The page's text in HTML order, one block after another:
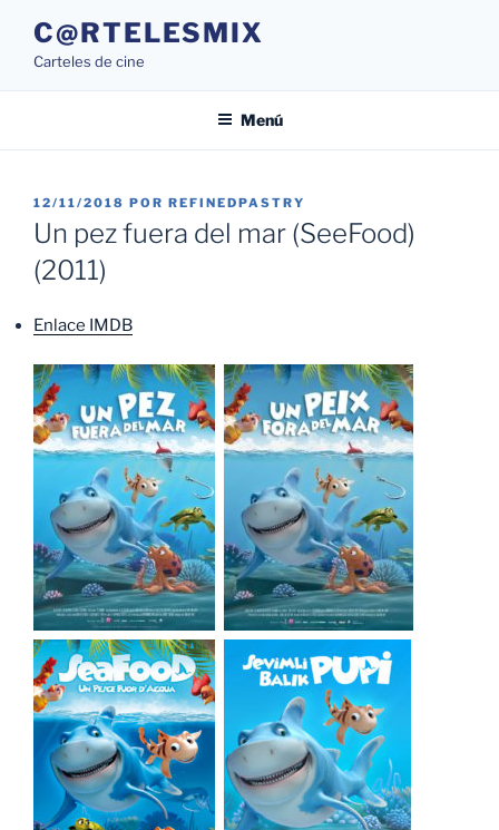
contenido
C@RTELESMIX
Carteles de cine
Menú
PUBLICADO
EL
12/11/2018 POR REFINEDPASTRY
Un pez fuera del mar (SeeFood)
(2011)
Enlace IMDB